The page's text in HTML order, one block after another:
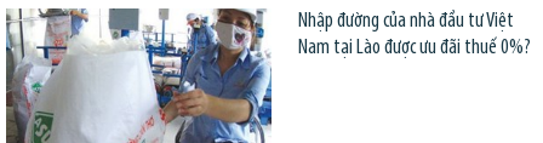
Nhập đường của nhà đầu tư Việt
Nam tại Lào được ưu đãi thuế 0%?